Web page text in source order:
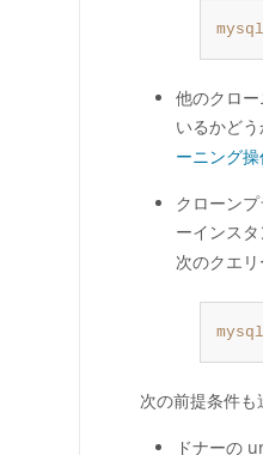
他のクロ
いるかどう
ーニング
クローン
ーインス
次のクエリ
次の前提条件も
ドナーの